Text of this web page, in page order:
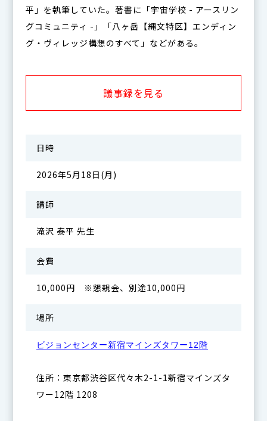
平」を執筆していた。著書に「宇宙学校 - アースリン
グコミュニティ -」「八ヶ岳【縄文特区】エンディン
グ・ヴィレッジ構想のすべて」などがある。
議事録を見る
日時
2026年5月18日(月)
講師
滝沢 泰平 先生
会費
10,000円 ※懇親会、別途10,000円
場所
ビジョンセンター新宿マインズタワー12階
住所：東京都渋谷区代々木2-1-1新宿マインズタ
ワー12階 1208